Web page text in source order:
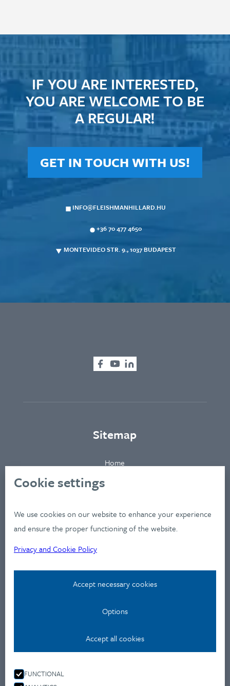
Cookie settings
We use cookies on our website to enhance your experience
and ensure the proper functioning of the website.
Privacy and Cookie Policy
Accept necessary cookies
Options
Accept all cookies
FUNCTIONAL
IF YOU ARE INTERESTED,
YOU ARE WELCOME TO BE
A REGULAR!
GET IN TOUCH WITH US!
INFO@FLEISHMANHILLARD.HU
+36 70 477 4650
MONTEVIDEO STR. 9., 1037 BUDAPEST
Sitemap
Contact
Home
Industries
Services
News
Workshops
Privacy Policy